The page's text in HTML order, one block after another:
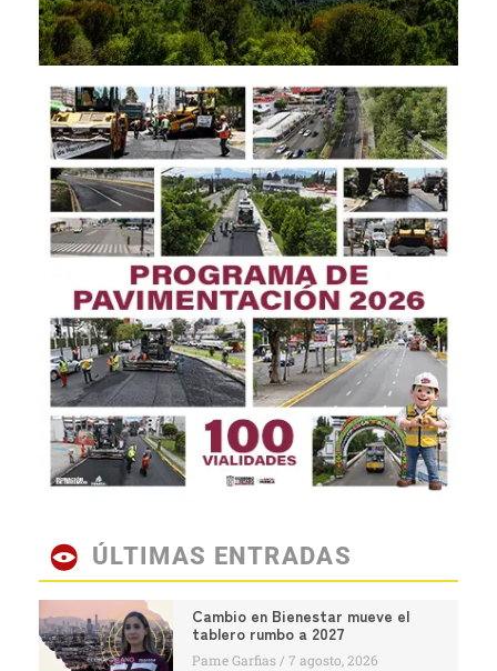
ÚLTIMAS ENTRADAS
Cambio en Bienestar mueve el
tablero rumbo a 2027
Pame Garfias 7 agosto, 2026